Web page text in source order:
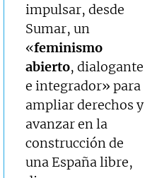
impulsar, desde
Sumar, un
«feminismo
abierto, dialogante
e integrador» para
ampliar derechos y
avanzar en la
construcción de
una España libre,